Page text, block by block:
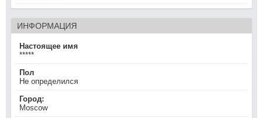
ИНФОРМАЦИЯ
Настоящее имя
*****
Пол
Не определился
Город:
Moscow